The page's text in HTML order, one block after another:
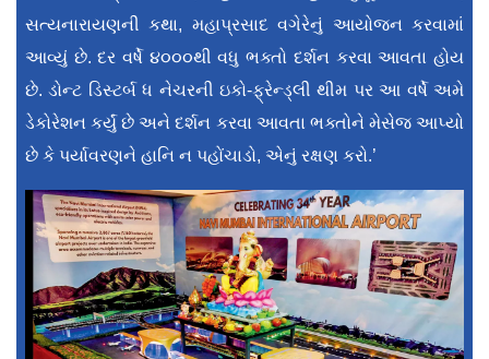
સત્યનારાયણની કથા, મહાપ્રસાદ વગેરેનું આયોજન કરવામાં
આવ્યું છે. દર વર્ષે ૪૦૦૦થી વધુ ભક્તો દર્શન કરવા આવતા હોય
છે. ડોન્ટ ડિસ્ટર્બ ધ નેચરની ઇકો-ફ્રેન્ડ્લી થીમ પર આ વર્ષે અમે
ડેકોરેશન કર્યું છે અને દર્શન કરવા આવતા ભક્તોને મેસેજ આપ્યો
છે કે પર્યાવરણને હાનિ ન પહોંચાડો, એનું રક્ષણ કરો.’